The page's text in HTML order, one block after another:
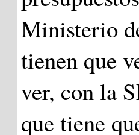
Ministerio
tienen que
ver, con la
que tiene